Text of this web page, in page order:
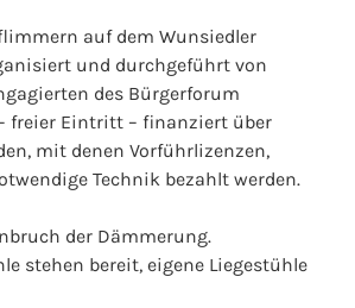
auf dem Wunsiedler
und durchgeführt von
des Bürgerforum
– freier Eintritt – finanziert über
mit denen Vorführlizenzen,
Technik bezahlt werden.
der Dämmerung.
stehen bereit, eigene Liegestühle